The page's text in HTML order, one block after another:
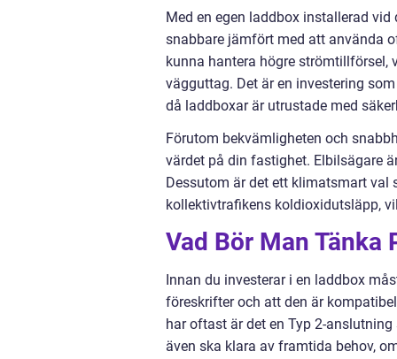
Med en egen laddbox installerad
snabbare jämfört med att använda
kunna hantera högre strömtillförsel,
vägguttag. Det är en investering
då laddboxar är utrustade med
Förutom bekvämligheten och
värdet på din fastighet. Elbilsägare
Dessutom är det ett klimatsmart val
kollektivtrafikens koldioxidutsläpp,
Vad Bör Man Tänka
Innan du investerar i en laddbox
föreskrifter och att den är
har oftast är det en Typ 2-
även ska klara av framtida behov,